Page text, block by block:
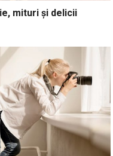
mituri și delicii